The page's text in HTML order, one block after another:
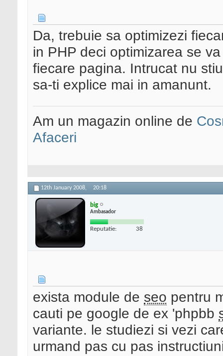
Da, trebuie sa optimizezi
in PHP deci optimizarea se
fiecare pagina. Intrucat nu
sa-ti explice mai in amanunt.
Am un magazin online de
Afaceri
12th January 2008, 20:18
big
Ambasador
Reputatie: 38
exista module de seo pentru
cauti pe google de ex 'phpbb
variante. le studiezi si vezi
urmand pas cu pas